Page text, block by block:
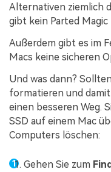
Alternativen ziemlich
gibt kein Parted Magic
Außerdem gibt es im
Macs keine sicheren
Und was dann?
formatieren und
einen besseren Weg.
SSD auf einem Mac
Computers löschen:
Gehen Sie zum